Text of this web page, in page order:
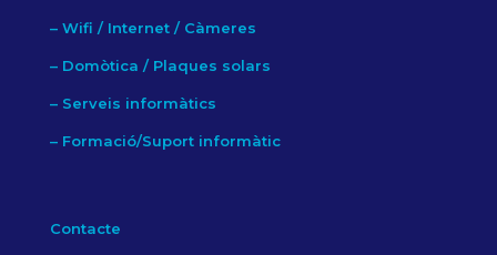
– Wifi / Internet / Càmeres
– Domòtica / Plaques solars
– Serveis informàtics
– Formació/Suport informàtic
Contacte